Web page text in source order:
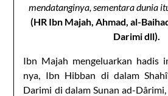
mendatanginya, sementara dunia
(HR Ibn Majah, Ahmad, al-
Darimi dll).
Ibn Majah mengeluarkan hadis
nya, Ibn Hibban di dalam
Darimi di dalam Sunan ad-